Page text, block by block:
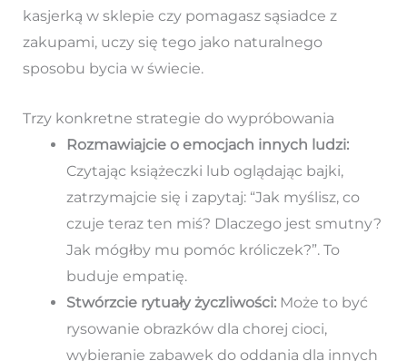
kasjerką w sklepie czy pomagasz sąsiadce z
zakupami, uczy się tego jako naturalnego
sposobu bycia w świecie.
Trzy konkretne strategie do wypróbowania
Rozmawiajcie o emocjach innych ludzi:
Czytając książeczki lub oglądając bajki,
zatrzymajcie się i zapytaj: “Jak myślisz, co
czuje teraz ten miś? Dlaczego jest smutny?
Jak mógłby mu pomóc króliczek?”. To
buduje empatię.
Stwórzcie rytuały życzliwości:Może to być
rysowanie obrazków dla chorej cioci,
wybieranie zabawek do oddania dla innych